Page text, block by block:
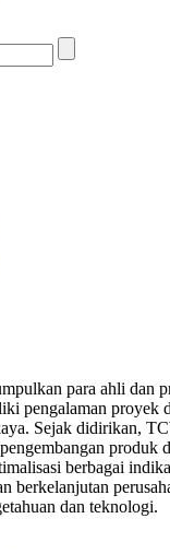
para ahli dan
pengalaman proyek
Sejak didirikan,
produk
berbagai
berkelanjutan
dan teknologi.